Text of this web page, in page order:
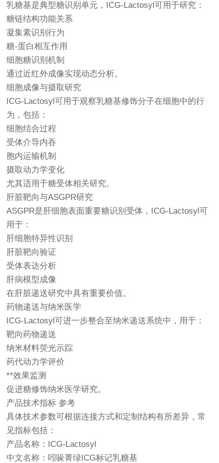
乳糖基是典型糖识别单元，ICG-Lactosyl可用于研究：
糖链结构功能关系
凝集素识别行为
糖-蛋白相互作用
细胞糖识别机制
通过近红外成像实现动态分析。
细胞成像与摄取研究
ICG-Lactosyl可用于观察乳糖基修饰分子在细胞中的行
为，包括：
细胞结合过程
受体介导内吞
胞内运输机制
摄取动力学变化
尤其适用于糖受体相关研究。
肝脏靶向与ASGPR研究
ASGPR是肝细胞表面重要糖识别受体，ICG-Lactosyl可
用于：
肝细胞特异性识别
肝脏靶向验证
受体表达分析
肝病模型成像
在肝脏递送研究中具有重要价值。
药物递送与纳米医学
ICG-Lactosyl可进一步整合至纳米递送系统中，用于：
靶向药物递送
纳米材料荧光示踪
药代动力学评价
**效果监测
促进糖修饰纳米医学研究。
产品技术指标 参考
具体技术参数可根据连接方式和定制结构有所差异，常
见指标包括：
产品名称：ICG-Lactosyl
中文名称：吲哚菁绿ICG标记乳糖基